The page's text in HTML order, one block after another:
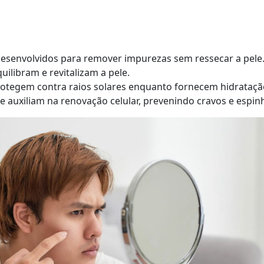
para remover impurezas sem ressecar a pele.
e revitalizam a pele.
contra raios solares enquanto fornecem
auxiliam na renovação celular, prevenindo cravos e